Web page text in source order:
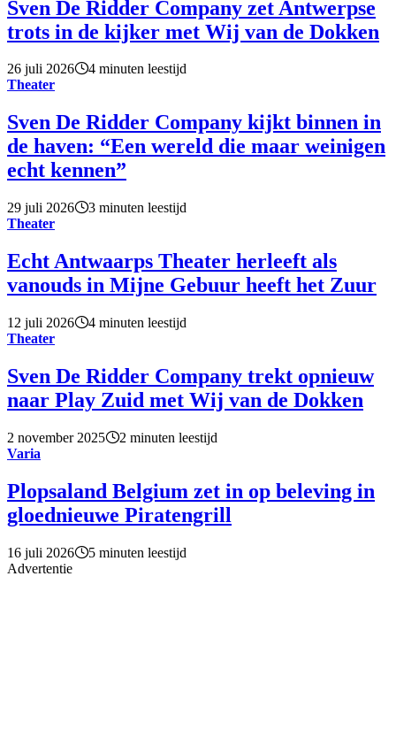
Sven De Ridder Company zet Antwerpse
trots in de kijker met Wij van de Dokken
26 juli 2026
4 minuten leestijd
Theater
Sven De Ridder Company kijkt binnen in
de haven: “Een wereld die maar weinigen
echt kennen”
29 juli 2026
3 minuten leestijd
Theater
Echt Antwaarps Theater herleeft als
vanouds in Mijne Gebuur heeft het Zuur
12 juli 2026
4 minuten leestijd
Theater
Sven De Ridder Company trekt opnieuw
naar Play Zuid met Wij van de Dokken
2 november 2025
2 minuten leestijd
Varia
Plopsaland Belgium zet in op beleving in
gloednieuwe Piratengrill
16 juli 2026
5 minuten leestijd
Advertentie